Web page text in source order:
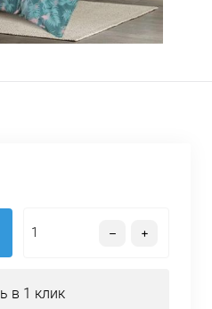
в 1 клик